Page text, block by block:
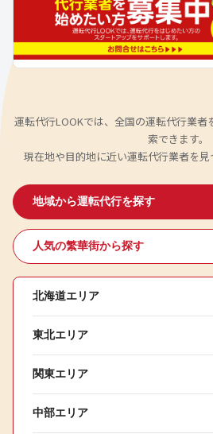
運転代行LOOKでは、全国の運転代行業
索できます。
現在地や目的地に近い運転代行業者を見
地域から運転代行を探す
人気の繁華街から探す
北海道エリア
東北エリア
関東エリア
中部エリア